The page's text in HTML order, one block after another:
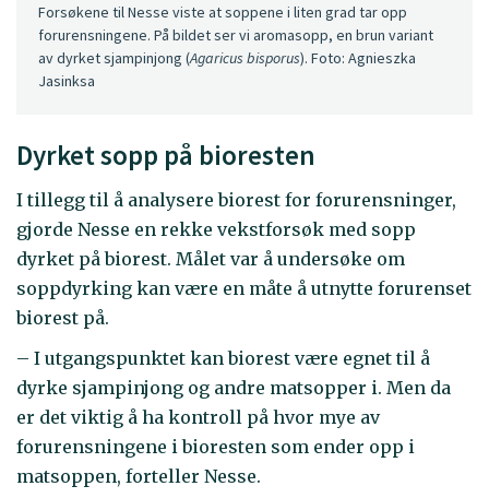
Forsøkene til Nesse viste at soppene i liten grad tar opp
forurensningene. På bildet ser vi aromasopp, en brun variant
av dyrket sjampinjong (Agaricus bisporus). Foto: Agnieszka
Jasinksa
Dyrket sopp på bioresten
I tillegg til å analysere biorest for forurensninger,
gjorde Nesse en rekke vekstforsøk med sopp
dyrket på biorest. Målet var å undersøke om
soppdyrking kan være en måte å utnytte forurenset
biorest på.
– I utgangspunktet kan biorest være egnet til å
dyrke sjampinjong og andre matsopper i. Men da
er det viktig å ha kontroll på hvor mye av
forurensningene i bioresten som ender opp i
matsoppen, forteller Nesse.